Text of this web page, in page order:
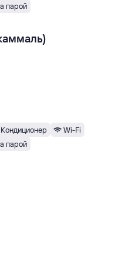
парой
Кондиционер
Wi-Fi
парой